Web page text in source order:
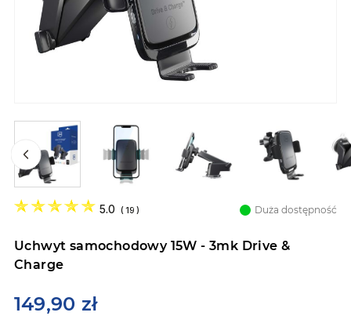
Przejdź
na
początek
5.0 (19 ) Duża dostępność
Uchwyt samochodowy 15W - 3mk Drive &
Charge
149,90 zł